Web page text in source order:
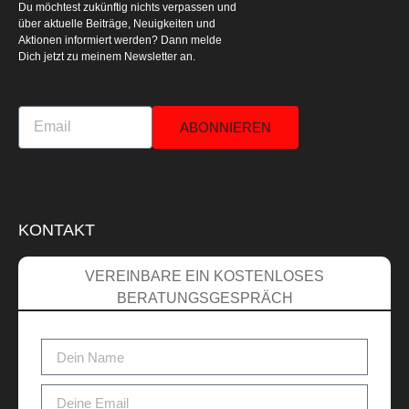
Du möchtest zukünftig nichts verpassen und
über aktuelle Beiträge, Neuigkeiten und
Aktionen informiert werden? Dann melde
Dich jetzt zu meinem Newsletter an.
ABONNIEREN
KONTAKT
VEREINBARE EIN KOSTENLOSES
BERATUNGSGESPRÄCH